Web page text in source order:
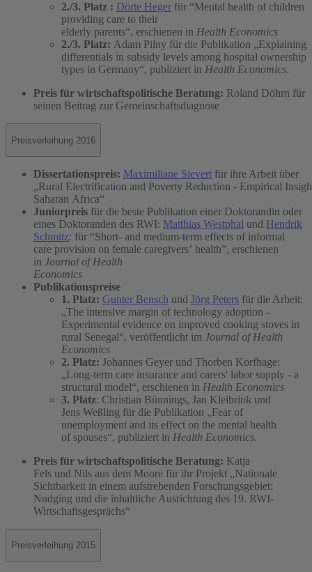
2./3. Platz : Dörte Heger für “Mental health of children
providing care to their
elderly parents“, erschienen in Health Economics
2./3. Platz: Adam Pilny für die Publikation „Explaining
differentials in subsidy levels among hospital ownership
types in Germany“, publiziert in Health Economics.
Preis für wirtschaftspolitische Beratung: Roland Döhrn für
seinen Beitrag zur Gemeinschaftsdiagnose
Preisverleihung 2016
Dissertationspreis: Maximiliane Sievert für ihre Arbeit über
„Rural Electrification and Poverty Reduction - Empirical
Saharan Africa“
Juniorpreis für die beste Publikation einer Doktorandin oder
eines Doktoranden des RWI: Matthias Westphal und Hendrik
Schmitz: für “Short- and medium-term effects of informal
care provision on female caregivers’ health”, erschienen
in Journal of Health
Economics
Publikationspreise
1. Platz: Gunter Bensch und Jörg Peters für die Arbeit:
„The intensive margin of technology adoption -
Experimental evidence on improved cooking stoves in
rural Senegal“, veröffentlicht im Journal of Health
Economics
2. Platz: Johannes Geyer und Thorben Korfhage:
„Long-term care insurance and carers' labor supply - a
structural model“, erschienen in Health Economics
3. Platz: Christian Bünnings, Jan Kleibrink und
Jens Weßling für die Publikation „Fear of
unemployment and its effect on the mental health
of spouses“, publiziert in Health Economics.
Preis für wirtschaftspolitische Beratung: Katja
Fels und Nils aus dem Moore für ihr Projekt „Nationale
Sichtbarkeit in einem aufstrebenden Forschungsgebiet:
Nudging und die inhaltliche Ausrichtung des 19. RWI-
Wirtschaftsgesprächs“
Preisverleihung 2015